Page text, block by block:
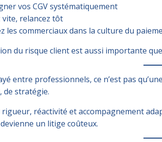
vos CGV systématiquement
vite, relancez tôt
les commerciaux dans la culture du
du risque clientest aussi importante
entre professionnels, ce n’est pas
de stratégie.
réactivité et accompagnement
un litige coûteux.